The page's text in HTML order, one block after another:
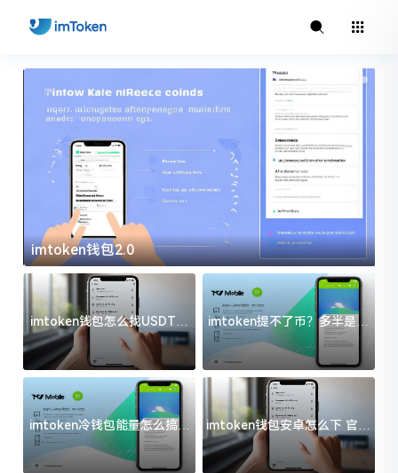
imtoken钱包2.0
imtoken钱包怎么找USDT地
址？三步搞定不踩坑
imtoken提不了币？多半是这
几件事没处理好
imtoken冷钱包能量怎么搞？
过来人告诉你门道
imtoken钱包安卓怎么下 官方
渠道避坑指南